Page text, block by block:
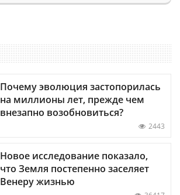
Почему эволюция застопорилась
на миллионы лет, прежде чем
внезапно возобновиться?
2443
Новое исследование показало,
что Земля постепенно заселяет
Венеру жизнью